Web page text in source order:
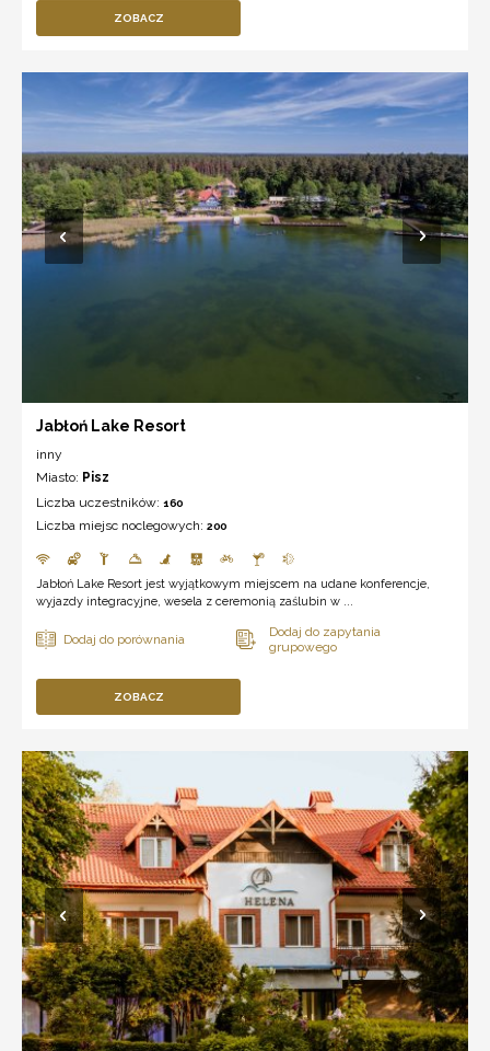
ZOBACZ
Jabłoń Lake Resort
inny
Miasto: Pisz
Liczba uczestników: 160
Liczba miejsc noclegowych: 200
Jabłoń Lake Resort jest wyjątkowym miejscem na udane konferencje,
wyjazdy integracyjne, wesela z ceremonią zaślubin w ...
ZOBACZ